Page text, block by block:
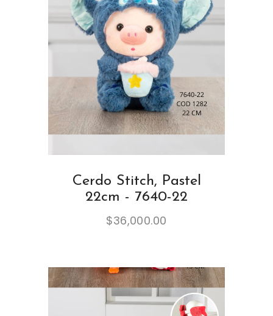
Cerdo Stitch, Pastel
22cm - 7640-22
$36,000.00